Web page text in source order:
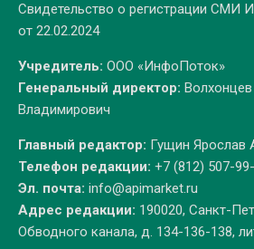
Свидетельство о регистрации
от 22.02.2024
Учредитель: ООО «ИнфоПоток»
Генеральный директор:
Владимирович
Главный редактор: Гущин Ярослав
Телефон редакции: +7 (812) 507-
Эл. почта: info@apimarket.ru
Адрес редакции: 190020, Санкт-
Обводного канала, д. 134-136-138,